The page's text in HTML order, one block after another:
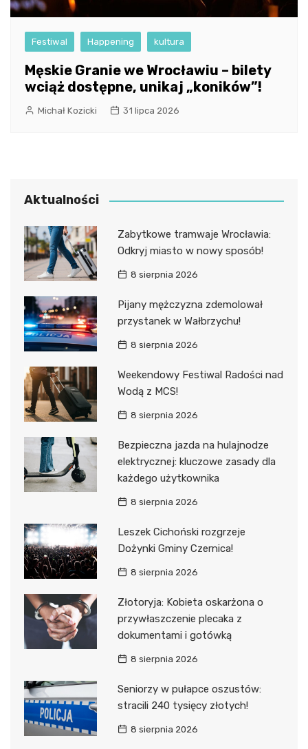
Festiwal Happening kultura
Męskie Granie we Wrocławiu – bilety
wciąż dostępne, unikaj „koników”!
Michał Kozicki 31 lipca 2026
Aktualności
Zabytkowe tramwaje Wrocławia:
Odkryj miasto w nowy sposób!
8 sierpnia 2026
Pijany mężczyzna zdemolował
przystanek w Wałbrzychu!
8 sierpnia 2026
Weekendowy Festiwal Radości nad
Wodą z MCS!
8 sierpnia 2026
Bezpieczna jazda na hulajnodze
elektrycznej: kluczowe zasady dla
każdego użytkownika
8 sierpnia 2026
Leszek Cichoński rozgrzeje
Dożynki Gminy Czernica!
8 sierpnia 2026
Złotoryja: Kobieta oskarżona o
przywłaszczenie plecaka z
dokumentami i gotówką
8 sierpnia 2026
Seniorzy w pułapce oszustów:
stracili 240 tysięcy złotych!
8 sierpnia 2026